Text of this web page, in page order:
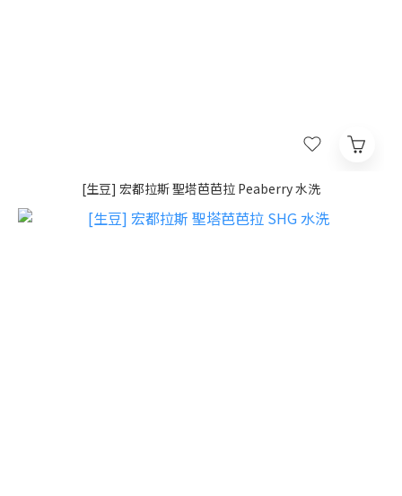
[生豆] 宏都拉斯 聖塔芭芭拉 Peaberry 水洗